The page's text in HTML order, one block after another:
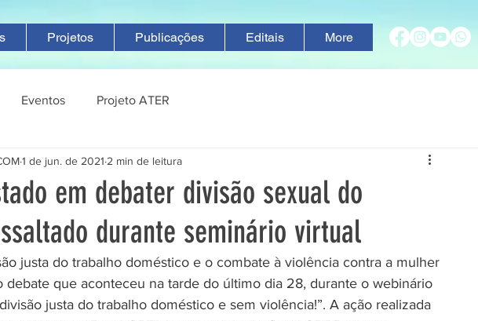
Projetos Publicações Editais More
Eventos Projeto ATER
em debater divisão sexual do
durante seminário virtual
1 de jun. de 2021 2 min de leitura
justa do trabalho doméstico e o combate à violência contra a mulher
debate que aconteceu na tarde do último dia 28, durante o webinário
justa do trabalho doméstico e sem violência!”. A ação realizada